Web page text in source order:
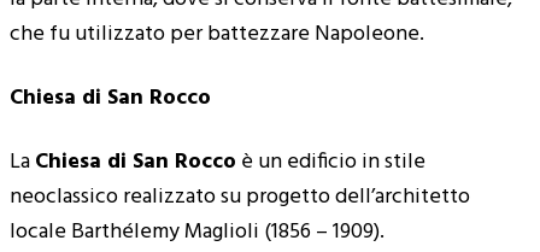
che fu utilizzato per battezzare Napoleone.
Chiesa di San Rocco
LaChiesa di San Rocco è un edificio in stile
neoclassico realizzato su progetto dell’architetto
locale Barthélemy Maglioli (1856 – 1909).